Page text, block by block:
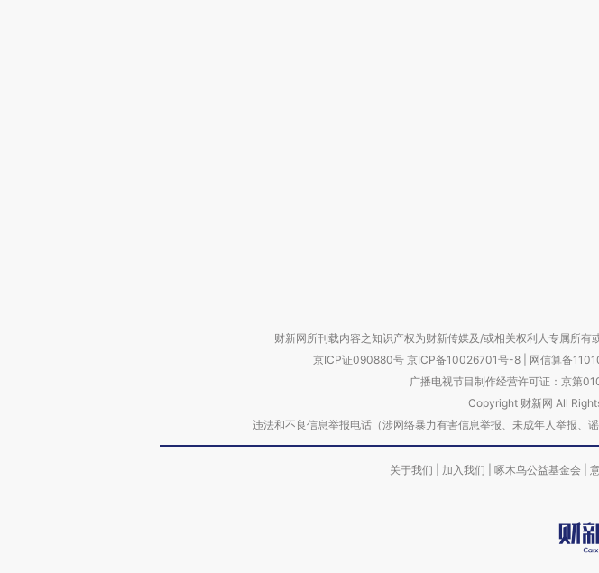
财新网所刊载内容之知识产权为财新传媒及/或相关权利人专属所有
京ICP证090880号 京ICP备10026701号-8 网信算备
广播电视节目制作经营许可证：京第
Copyright 财新网 All
违法和不良信息举报电话（涉网络暴力有害信息举报、未成年人举
关于我们 加入我们 啄木鸟公益基金会